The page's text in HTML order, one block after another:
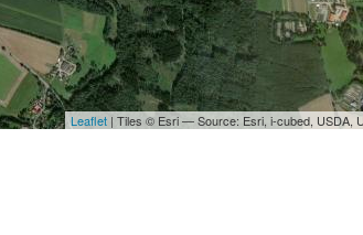
Leaflet | Tiles © Esri — Source: Esri, i-cubed, USDA,